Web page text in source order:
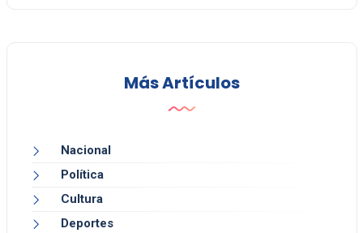
Más Artículos
Nacional
Política
Cultura
Deportes